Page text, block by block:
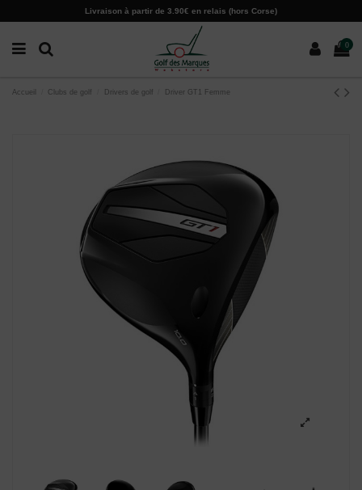
Livraison à partir de 3.90€ en relais (hors Corse)
0
Accueil Clubs de golf Drivers de golf Driver GT1 Femme
Paramètres des cookies